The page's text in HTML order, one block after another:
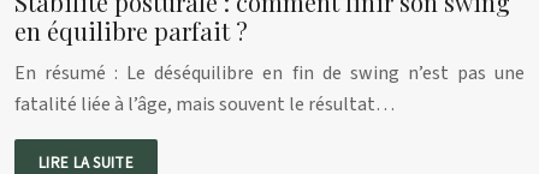
en équilibre parfait ?
En résumé : Le déséquilibre en fin de swing n’est pas une
fatalité liée à l’âge, mais souvent le résultat…
LIRE LA SUITE